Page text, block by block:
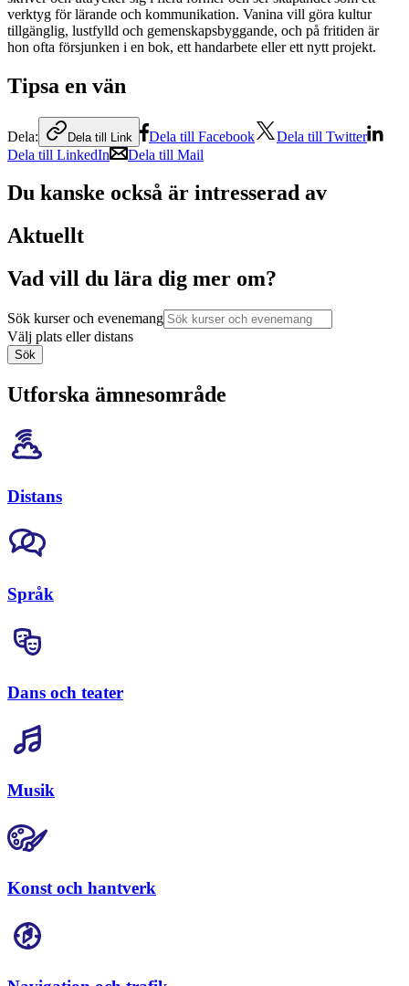
verktyg för lärande och kommunikation. Vanina vill göra kultur
tillgänglig, lustfylld och gemenskapsbyggande, och på fritiden är
hon ofta försjunken i en bok, ett handarbete eller ett nytt projekt.
Tipsa en vän
Dela: Dela till Link Dela till Facebook
Dela till Twitter
Dela till LinkedIn
Dela till Mail
Du kanske också är intresserad av
Aktuellt
Vad vill du lära dig mer om?
Sök kurser och evenemang
Välj plats eller distans
Sök
Utforska ämnesområde
Distans
Språk
Dans och teater
Musik
Konst och hantverk